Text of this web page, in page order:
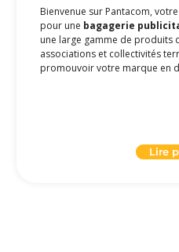
Bienvenue sur Pantacom,
pour une bagagerie
une large gamme de produits
associations et collectivités
promouvoir votre marque en
comprend des sacs shopping,
Lire